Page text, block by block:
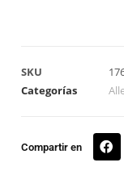
SKU
Categorías
Compartir en